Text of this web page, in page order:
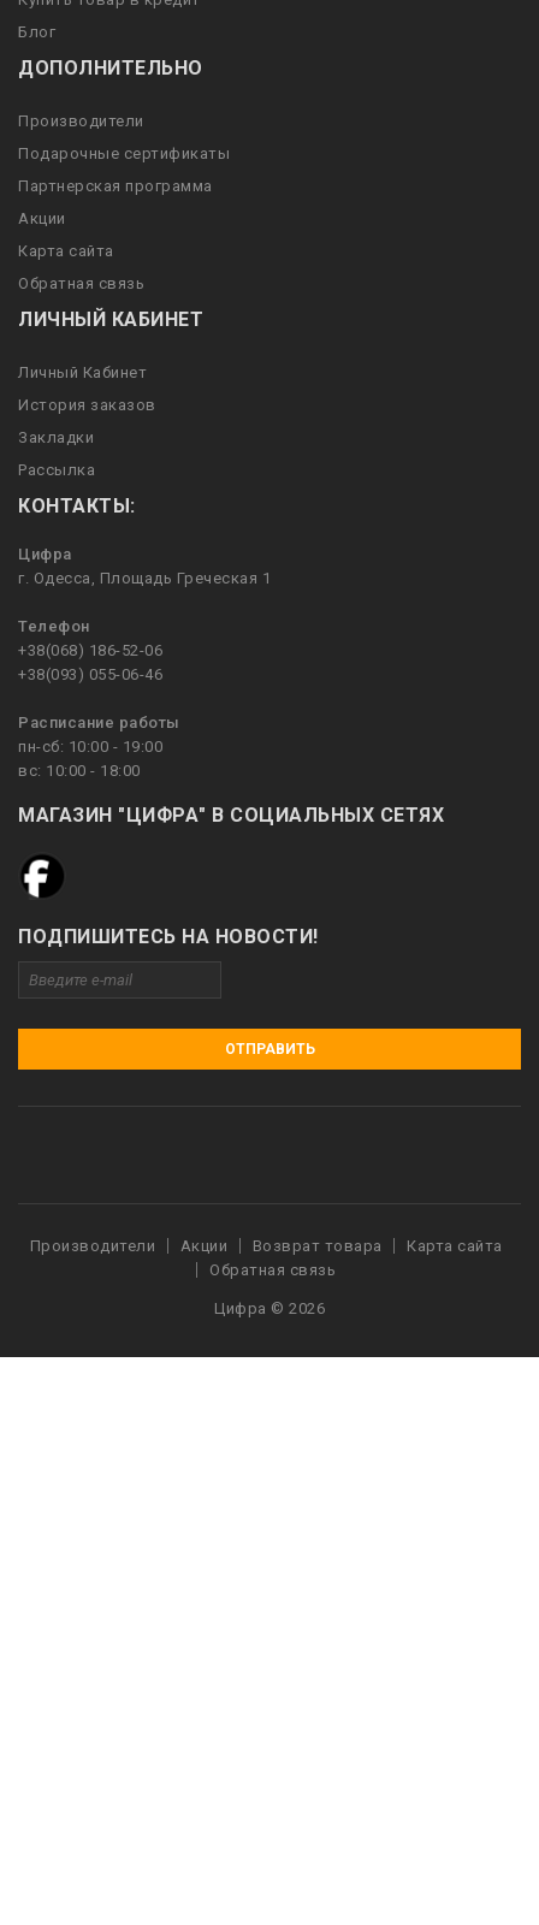
Блог
ДОПОЛНИТЕЛЬНО
Производители
Подарочные сертификаты
Партнерская программа
Акции
Карта сайта
Обратная связь
ЛИЧНЫЙ КАБИНЕТ
Личный Кабинет
История заказов
Закладки
Рассылка
КОНТАКТЫ:
Цифра
г. Одесса, Площадь Греческая 1
Телефон
+38(068) 186-52-06
+38(093) 055-06-46
Расписание работы
пн-сб: 10:00 - 19:00
вс: 10:00 - 18:00
МАГАЗИН "ЦИФРА" В СОЦИАЛЬНЫХ СЕТЯХ
ПОДПИШИТЕСЬ НА НОВОСТИ!
ОТПРАВИТЬ
Производители Акции Возврат товара
Карта сайта
Обратная связь
Цифра © 2026